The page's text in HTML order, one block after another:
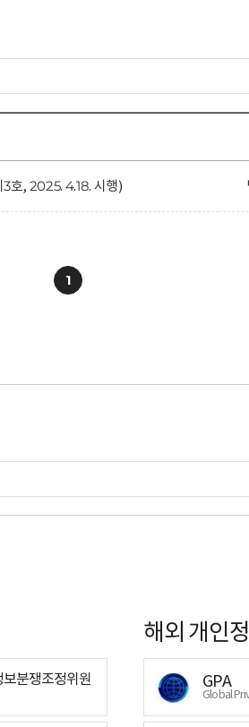
호, 2025. 4.18. 시행)
1
분쟁조정위원
해외 개인
GPA
Global